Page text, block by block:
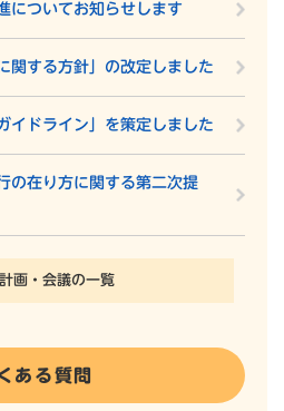
についてお知らせします
関する方針」の改定しました
イドライン」を策定しました
の在り方に関する第二次提
画・会議の一覧
ある質問